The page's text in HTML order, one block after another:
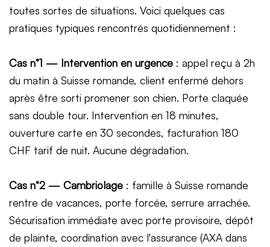
toutes sortes de situations. Voici quelques cas
pratiques typiques rencontrés quotidiennement :
Cas n°1 — Intervention en urgence : appel reçu à 2h
du matin à Suisse romande, client enfermé dehors
après être sorti promener son chien. Porte claquée
sans double tour. Intervention en 18 minutes,
ouverture carte en 30 secondes, facturation 180
CHF tarif de nuit. Aucune dégradation.
Cas n°2 — Cambriolage : famille à Suisse romande
rentre de vacances, porte forcée, serrure arrachée.
Sécurisation immédiate avec porte provisoire, dépôt
de plainte, coordination avec l'assurance (AXA dans